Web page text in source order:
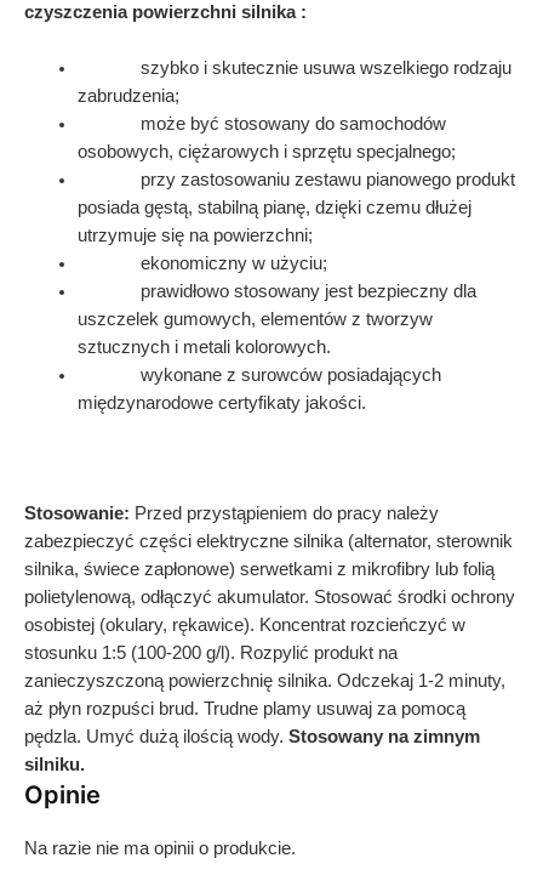
czyszczenia powierzchni silnika :
szybko i skutecznie usuwa wszelkiego rodzaju
zabrudzenia;
może być stosowany do samochodów
osobowych, ciężarowych i sprzętu specjalnego;
przy zastosowaniu zestawu pianowego produkt
posiada gęstą, stabilną pianę, dzięki czemu dłużej
utrzymuje się na powierzchni;
ekonomiczny w użyciu;
prawidłowo stosowany jest bezpieczny dla
uszczelek gumowych, elementów z tworzyw
sztucznych i metali kolorowych.
wykonane z surowców posiadających
międzynarodowe certyfikaty jakości.
Stosowanie: Przed przystąpieniem do pracy należy
zabezpieczyć części elektryczne silnika (alternator, sterownik
silnika, świece zapłonowe) serwetkami z mikrofibry lub folią
polietylenową, odłączyć akumulator. Stosować środki ochrony
osobistej (okulary, rękawice). Koncentrat rozcieńczyć w
stosunku 1:5 (100-200 g/l). Rozpylić produkt na
zanieczyszczoną powierzchnię silnika. Odczekaj 1-2 minuty,
aż płyn rozpuści brud. Trudne plamy usuwaj za pomocą
pędzla. Umyć dużą ilością wody. Stosowany na zimnym
silniku.
Opinie
Na razie nie ma opinii o produkcie.